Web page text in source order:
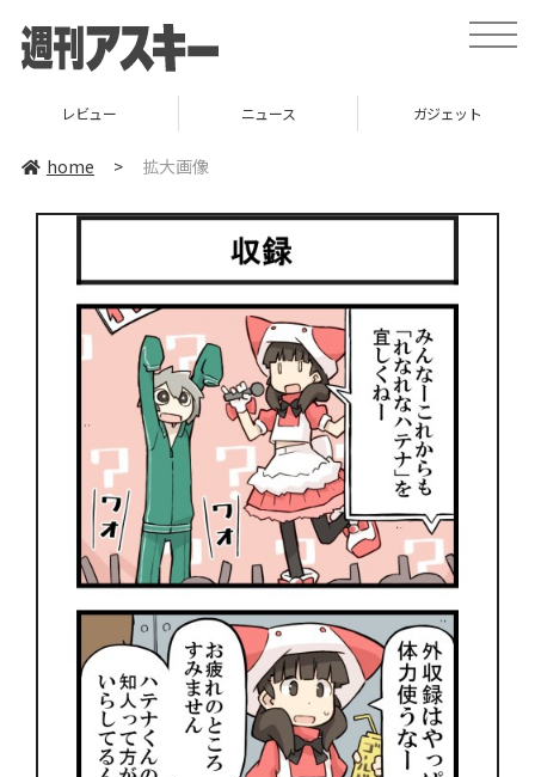
toggle
レビュー ニュース ガジェット
home > 拡大画像